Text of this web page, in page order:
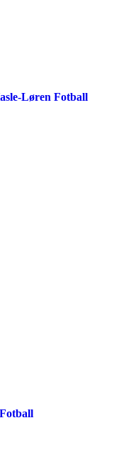
Løren Fotball